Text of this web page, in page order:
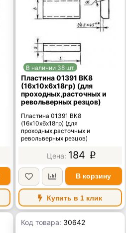
В наличии 38 шт.
Пластина 01391 ВК8
(16х10х6х18гр) (для
проходных,расточных и
револьверных резцов)
Пластина 01391 ВК8
(16х10х6х18гр) (для
проходных,расточных и
револьверных резцов)
184 p
В корзину
Купить в 1 клик
Код товара: 30642